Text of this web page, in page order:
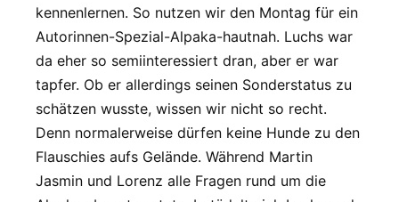
kennenlernen. So nutzen wir den Montag für ein
Autorinnen-Spezial-Alpaka-hautnah. Luchs war
da eher so semiinteressiert dran, aber er war
tapfer. Ob er allerdings seinen Sonderstatus zu
schätzen wusste, wissen wir nicht so recht.
Denn normalerweise dürfen keine Hunde zu den
Flauschies aufs Gelände. Während Martin
Jasmin und Lorenz alle Fragen rund um die